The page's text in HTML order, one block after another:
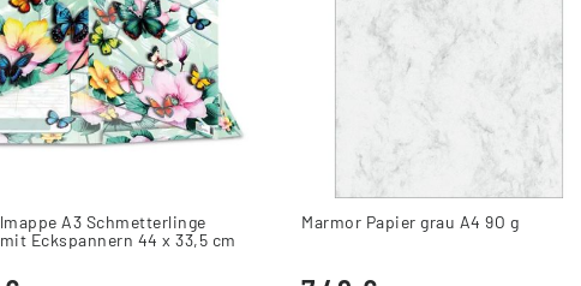
A3 Schmetterlinge
Eckspannern 44 x 33,5 cm
Marmor Papier grau A4 9O g